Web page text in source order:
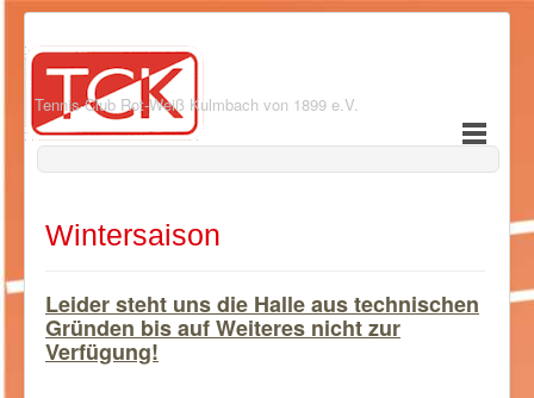
Tennis-Club Rot-Weiß Kulmbach von 1899 e.V.
Wintersaison
Leider steht uns die Halle aus technischen
Gründen bis auf Weiteres nicht zur
Verfügung!